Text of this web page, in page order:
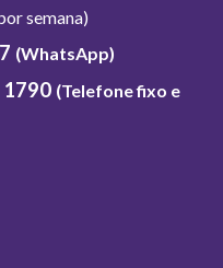
semana)
(WhatsApp)
(Telefone fixo e